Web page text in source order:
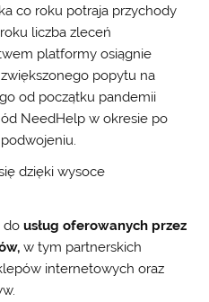
co roku potraja przychody
liczba zleceń
platformy osiągnie
popytu na
od początku pandemii
NeedHelp w okresie po
dzięki wysoce
do usług oferowanych przez
w tym partnerskich
internetowych oraz